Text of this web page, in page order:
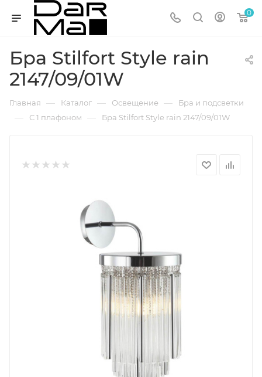
0
Бра Stilfort Style rain
2147/09/01W
Главная — Каталог — Освещение — Бра и подсветки
— С 1 плафоном — Бра Stilfort Style rain 2147/09/01W